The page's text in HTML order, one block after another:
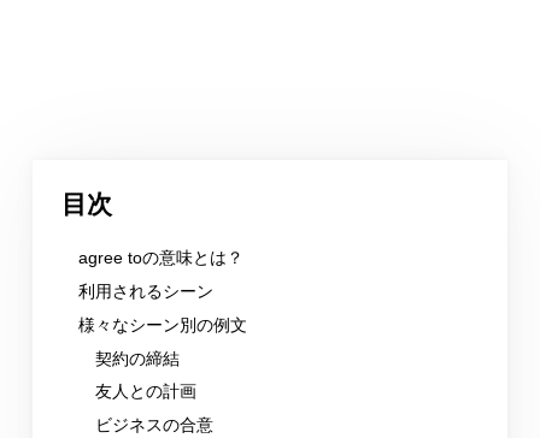
目次
agree toの意味とは？
利用されるシーン
様々なシーン別の例文
契約の締結
友人との計画
ビジネスの合意